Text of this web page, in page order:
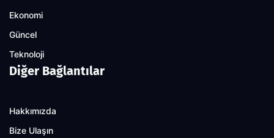
Ekonomi
Güncel
Teknoloji
Diğer Bağlantılar
Hakkımızda
Bize Ulaşın